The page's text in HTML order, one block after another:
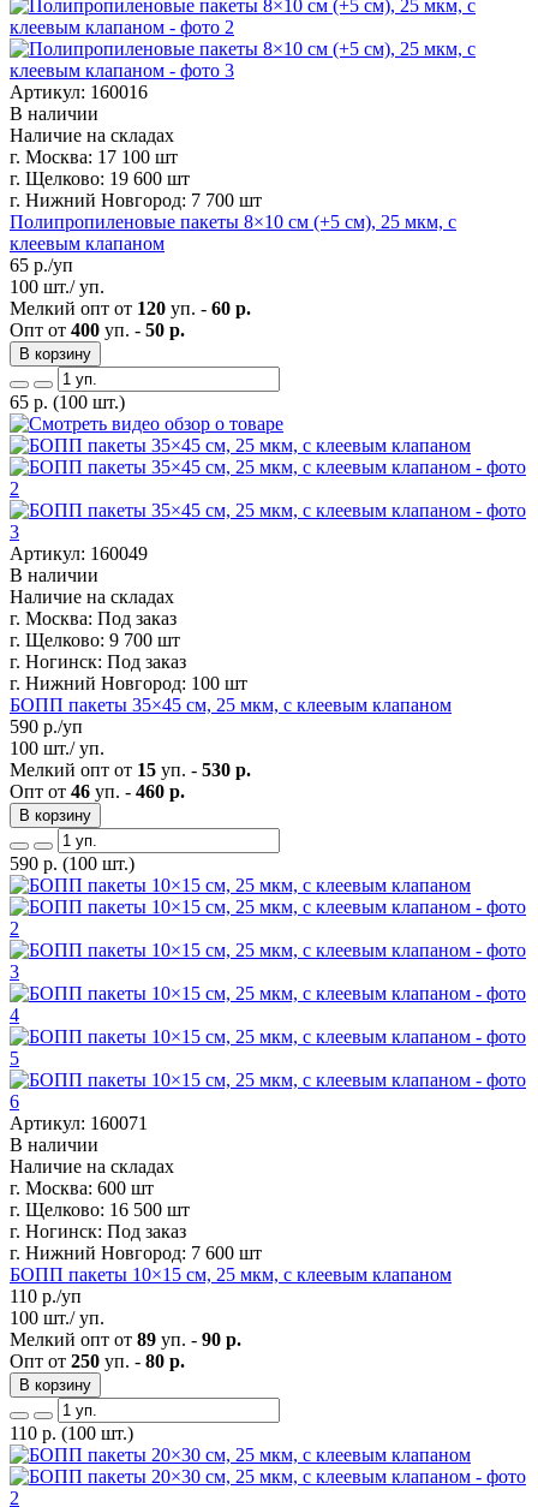
Артикул: 160016
В наличии
Наличие на складах
г. Москва: 17 100 шт
г. Щелково: 19 600 шт
г. Нижний Новгород: 7 700 шт
Полипропиленовые пакеты 8×10 см (+5 см), 25 мкм, с
клеевым клапаном
65 р./уп
100 шт./ уп.
Мелкий опт от 120 уп. - 60 р.
Опт от 400 уп. - 50 р.
В корзину
65 р. (100 шт.)
Артикул: 160049
В наличии
Наличие на складах
г. Москва: Под заказ
г. Щелково: 9 700 шт
г. Ногинск: Под заказ
г. Нижний Новгород: 100 шт
БОПП пакеты 35×45 см, 25 мкм, с клеевым клапаном
590 р./уп
100 шт./ уп.
Мелкий опт от 15 уп. - 530 р.
Опт от 46 уп. - 460 р.
В корзину
590 р. (100 шт.)
Артикул: 160071
В наличии
Наличие на складах
г. Москва: 600 шт
г. Щелково: 16 500 шт
г. Ногинск: Под заказ
г. Нижний Новгород: 7 600 шт
БОПП пакеты 10×15 см, 25 мкм, с клеевым клапаном
110 р./уп
100 шт./ уп.
Мелкий опт от 89 уп. - 90 р.
Опт от 250 уп. - 80 р.
В корзину
110 р. (100 шт.)